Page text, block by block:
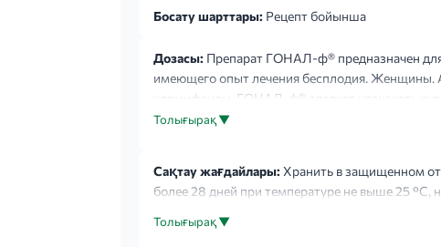
Босату шарттары: Рецепт бойынша
Дозасы: Препарат ГОНАЛ-ф® предназначен для
имеющего опыт лечения бесплодия. Женщины.
кломифеном. ГОНАЛ-ф® следует назначать
контролем УЗИ (измеряют размеры
Толығырақ ▼
Сақтау жағдайлары: Хранить в защищенном от
более 28 дней при температуре не выше 25 °C,
Толығырақ ▼